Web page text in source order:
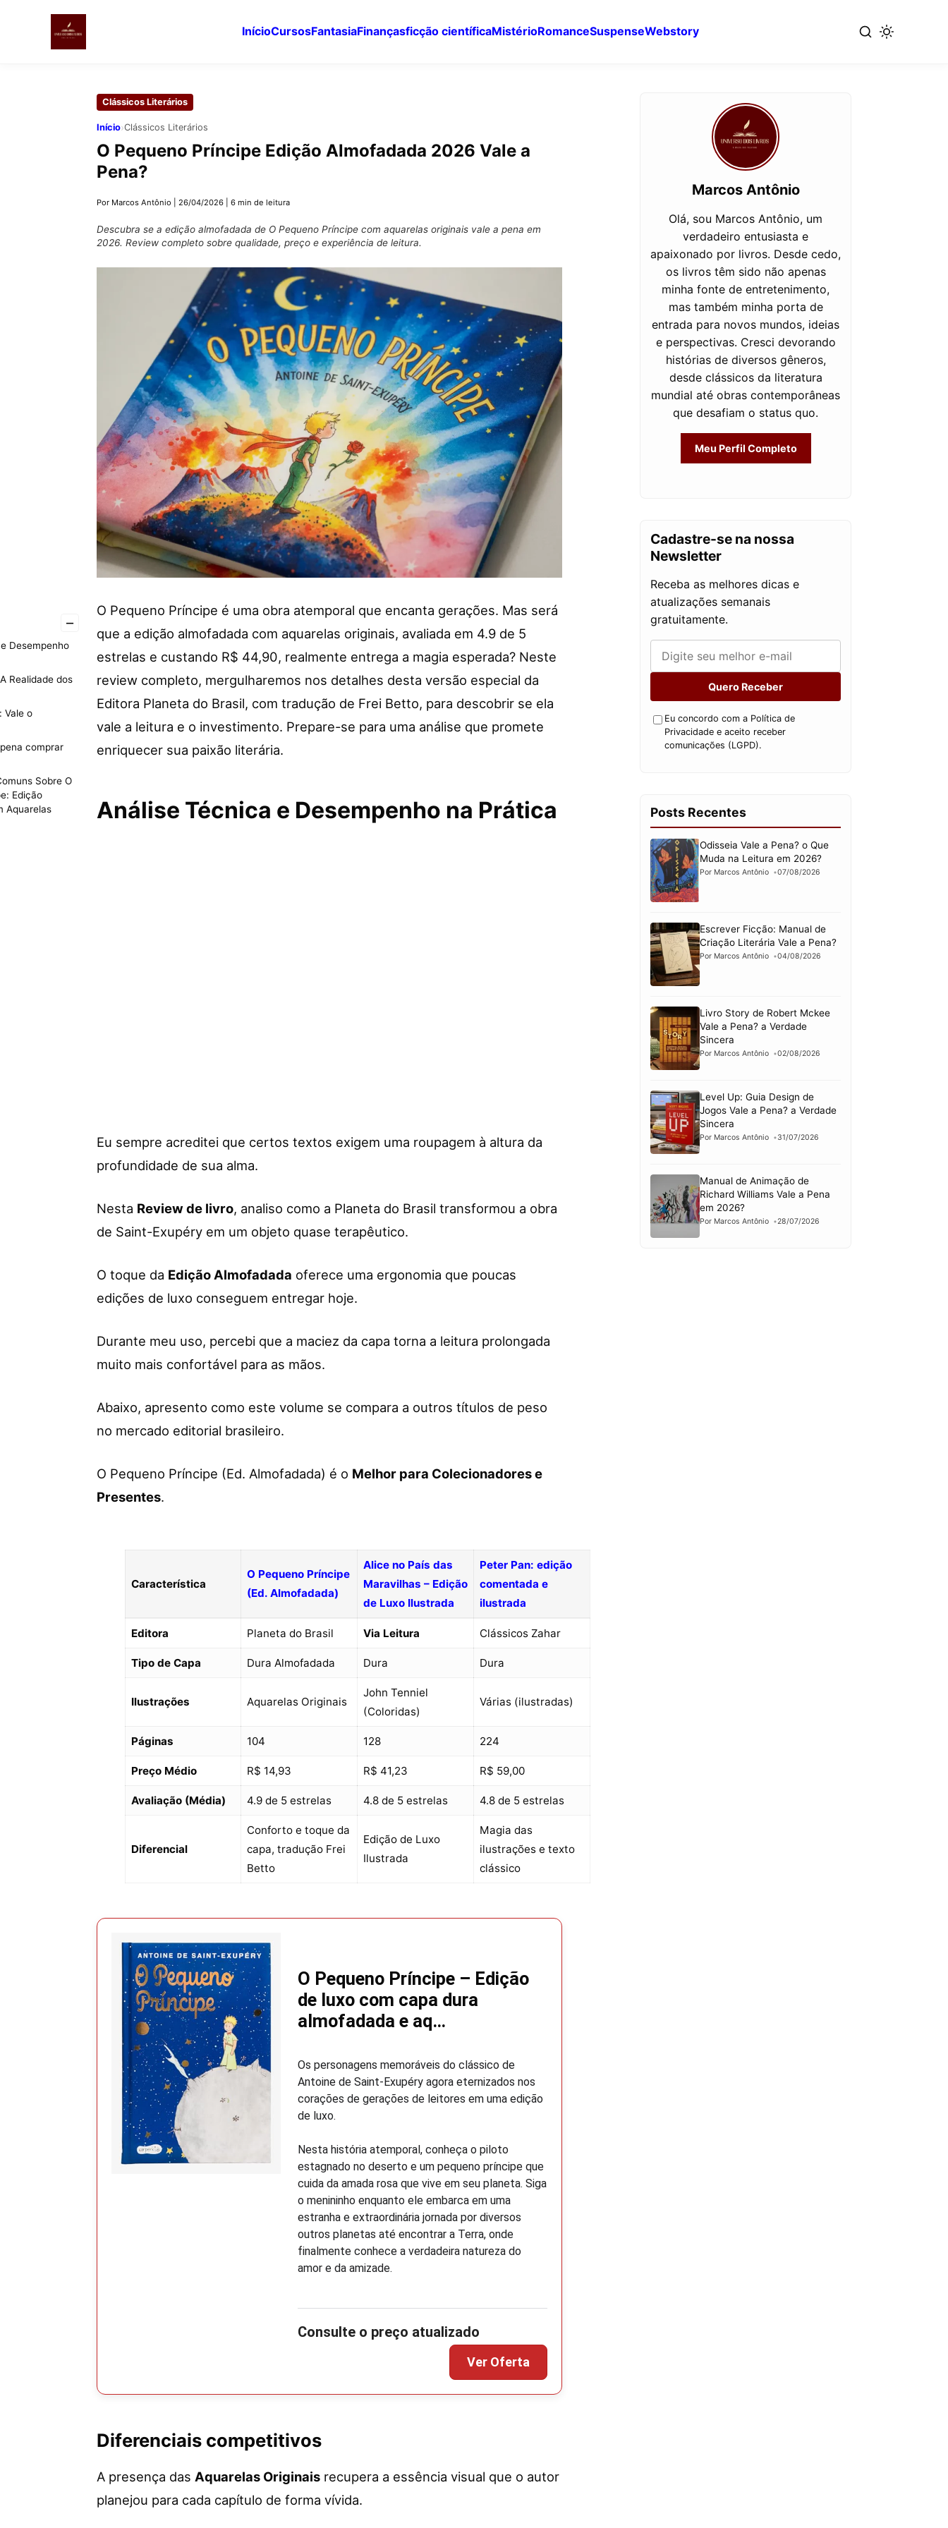
InícioCursosFantasiaFinançasficção científicaMistérioRomanceSuspenseWebstory
Clássicos Literários
Início›Clássicos Literários
O Pequeno Príncipe Edição Almofadada 2026 Vale a
Pena?
Por Marcos Antônio 26/04/2026 6 min de leitura
Descubra se a edição almofadada de O Pequeno Príncipe com aquarelas originais vale a pena em
2026. Review completo sobre qualidade, preço e experiência de leitura.
–
Desempenho
Realidade dos
Vale o
comprar
Sobre O
Edição
Aquarelas
O Pequeno Príncipe é uma obra atemporal que encanta gerações. Mas será
que a edição almofadada com aquarelas originais, avaliada em 4.9 de 5
estrelas e custando R$ 44,90, realmente entrega a magia esperada? Neste
review completo, mergulharemos nos detalhes desta versão especial da
Editora Planeta do Brasil, com tradução de Frei Betto, para descobrir se ela
vale a leitura e o investimento. Prepare-se para uma análise que promete
enriquecer sua paixão literária.
Análise Técnica e Desempenho na Prática
Eu sempre acreditei que certos textos exigem uma roupagem à altura da
profundidade de sua alma.
Nesta Review de livro, analiso como a Planeta do Brasil transformou a obra
de Saint-Exupéry em um objeto quase terapêutico.
O toque da Edição Almofadada oferece uma ergonomia que poucas
edições de luxo conseguem entregar hoje.
Durante meu uso, percebi que a maciez da capa torna a leitura prolongada
muito mais confortável para as mãos.
Abaixo, apresento como este volume se compara a outros títulos de peso
no mercado editorial brasileiro.
O Pequeno Príncipe (Ed. Almofadada) é o Melhor para Colecionadores e
Presentes.
Característica
O Pequeno Príncipe
(Ed. Almofadada)
Alice no País das
Maravilhas – Edição
de Luxo Ilustrada
Peter Pan: edição
comentada e
ilustrada
Editora Planeta do Brasil Via Leitura Clássicos Zahar
Tipo de Capa Dura Almofadada Dura Dura
Ilustrações Aquarelas Originais
John Tenniel
(Coloridas)
Várias (ilustradas)
Páginas 104 128 224
Preço Médio R$ 14,93 R$ 41,23 R$ 59,00
Avaliação (Média) 4.9 de 5 estrelas 4.8 de 5 estrelas 4.8 de 5 estrelas
Diferencial
Conforto e toque da
capa, tradução Frei
Betto
Edição de Luxo
Ilustrada
Magia das
ilustrações e texto
clássico
O Pequeno Príncipe – Edição
de luxo com capa dura
almofadada e aq…
Os personagens memoráveis do clássico de
Antoine de Saint-Exupéry agora eternizados nos
corações de gerações de leitores em uma edição
de luxo.
Nesta história atemporal, conheça o piloto
estagnado no deserto e um pequeno príncipe que
cuida da amada rosa que vive em seu planeta. Siga
o menininho enquanto ele embarca em uma
estranha e extraordinária jornada por diversos
outros planetas até encontrar a Terra, onde
finalmente conhece a verdadeira natureza do
amor e da amizade.
Diferenciais competitivos
A presença das Aquarelas Originais recupera a essência visual que o autor
planejou para cada capítulo de forma vívida.
Marcos Antônio
Olá, sou Marcos Antônio, um
verdadeiro entusiasta e
apaixonado por livros. Desde cedo,
os livros têm sido não apenas
minha fonte de entretenimento,
mas também minha porta de
entrada para novos mundos, ideias
e perspectivas. Cresci devorando
histórias de diversos gêneros,
desde clássicos da literatura
mundial até obras contemporâneas
que desafiam o status quo.
Meu Perfil Completo
Cadastre-se na nossa
Newsletter
Receba as melhores dicas e
atualizações semanais
gratuitamente.
Quero Receber
Eu concordo com a Política de
Privacidade e aceito receber
comunicações (LGPD).
Posts Recentes
Odisseia Vale a Pena? o Que
Muda na Leitura em 2026?
Por Marcos Antônio 07/08/2026
Escrever Ficção: Manual de
Criação Literária Vale a Pena?
Por Marcos Antônio 04/08/2026
Livro Story de Robert Mckee
Vale a Pena? a Verdade
Sincera
Por Marcos Antônio 02/08/2026
Level Up: Guia Design de
Jogos Vale a Pena? a Verdade
Sincera
Por Marcos Antônio 31/07/2026
Manual de Animação de
Richard Williams Vale a Pena
em 2026?
Por Marcos Antônio 28/07/2026